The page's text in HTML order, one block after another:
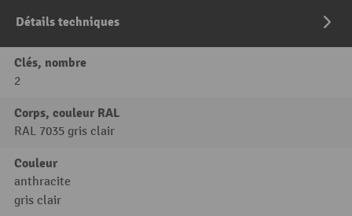
Détails techniques
Clés, nombre
2
Corps, couleur RAL
RAL 7035 gris clair
Couleur
anthracite
gris clair